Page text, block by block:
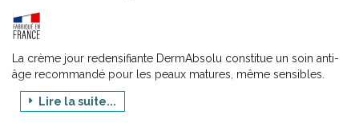
La crème jour redensifiante DermAbsolu constitue un soin anti-
âge recommandé pour les peaux matures, même sensibles.
Elle est formulée à base de polyphénols de vanille, de
bakuchiol, de pro-céramides et d’eau thermale d’Avène qui
Lire la suite...